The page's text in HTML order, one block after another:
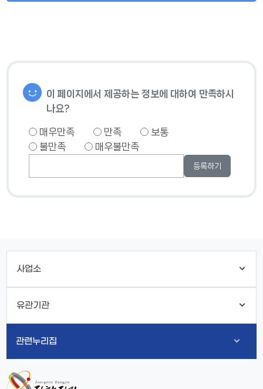
이 페이지에서 제공하는 정보에 대하여 만족하시
나요?
매우만족 만족
보통
불만족
매우불만족
사업소
유관기관
관련누리집